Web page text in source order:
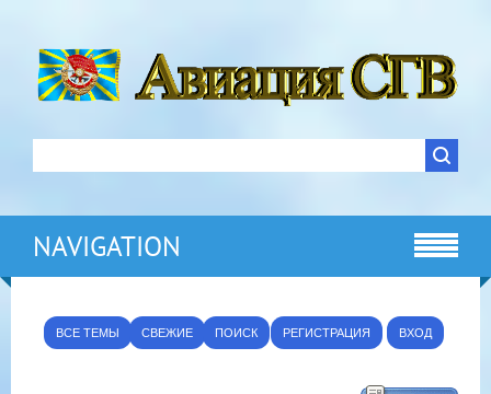
NAVIGATION
ВСЕ ТЕМЫ СВЕЖИЕ ПОИСК РЕГИСТРАЦИЯ ВХОД